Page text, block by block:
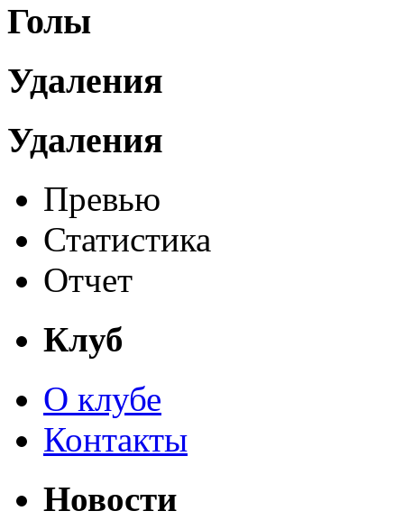
Голы
Удаления
Удаления
Превью
Статистика
Отчет
Клуб
О клубе
Контакты
Новости